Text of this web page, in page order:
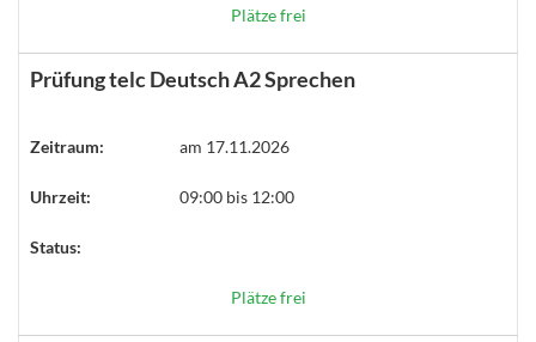
Plätze frei
Prüfung telc Deutsch A2 Sprechen
Zeitraum: am 17.11.2026
Uhrzeit: 09:00 bis 12:00
Status:
Plätze frei